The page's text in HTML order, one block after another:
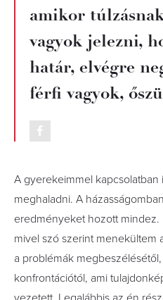
amikor
vagyok jelezni,
határ, elvégre
férfi vagyok,
A gyerekeimmel kapcsolatban
meghaladni. A
eredményeket hozott mindez.
mivel szó szerint menekültem
a problémák
konfrontációtól, ami